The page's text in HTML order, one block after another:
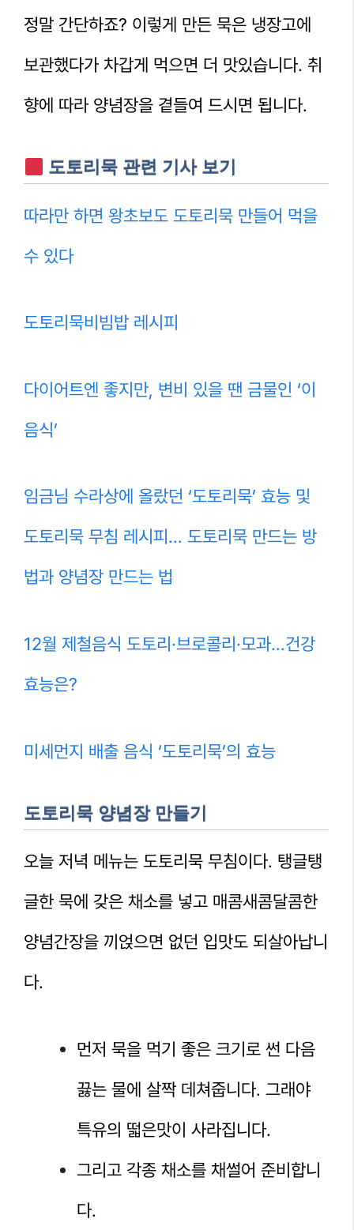
정말 간단하죠? 이렇게 만든 묵은 냉장고에
보관했다가 차갑게 먹으면 더 맛있습니다. 취
향에 따라 양념장을 곁들여 드시면 됩니다.
도토리묵 관련 기사 보기
따라만 하면 왕초보도 도토리묵 만들어 먹을
수 있다
도토리묵비빔밥 레시피
다이어트엔 좋지만, 변비 있을 땐 금물인 ‘이
음식’
임금님 수라상에 올랐던 ‘도토리묵’ 효능 및
도토리묵 무침 레시피… 도토리묵 만드는 방
법과 양념장 만드는 법
12월 제철음식 도토리·브로콜리·모과…건강
효능은?
미세먼지 배출 음식 ‘도토리묵’의 효능
도토리묵 양념장 만들기
오늘 저녁 메뉴는 도토리묵 무침이다. 탱글탱
글한 묵에 갖은 채소를 넣고 매콤새콤달콤한
양념간장을 끼얹으면 없던 입맛도 되살아납니
다.
먼저 묵을 먹기 좋은 크기로 썬 다음
끓는 물에 살짝 데쳐줍니다. 그래야
특유의 떫은맛이 사라집니다.
그리고 각종 채소를 채썰어 준비합니
다.